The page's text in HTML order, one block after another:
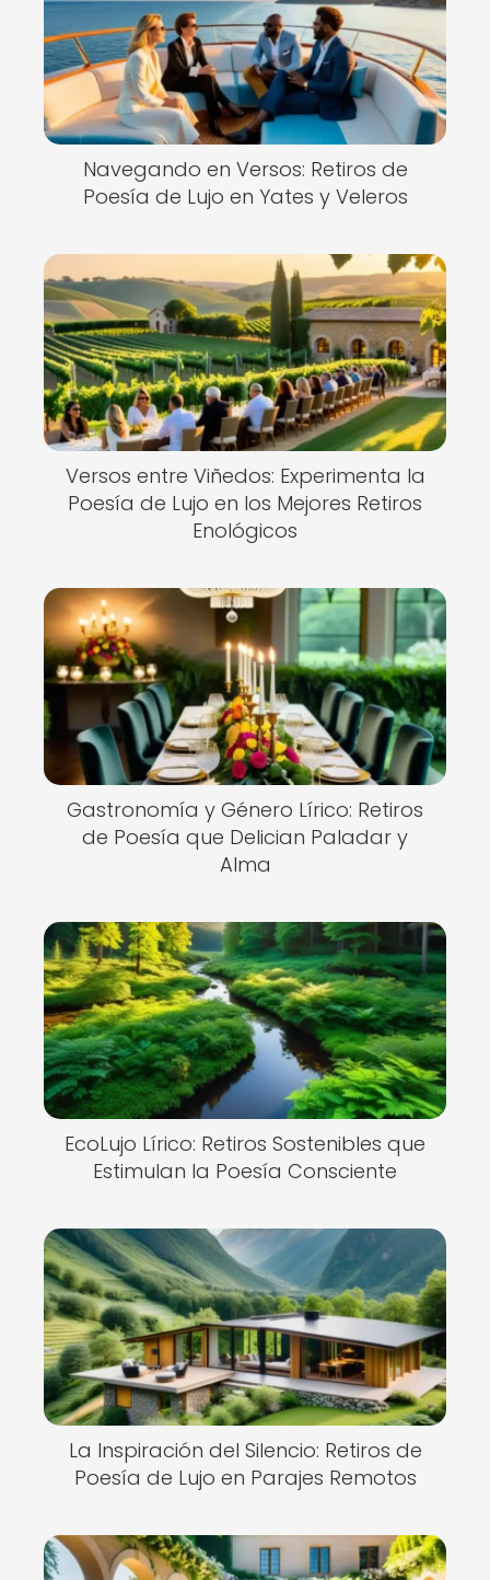
Navegando en Versos: Retiros de
Poesía de Lujo en Yates y Veleros
Versos entre Viñedos: Experimenta la
Poesía de Lujo en los Mejores Retiros
Enológicos
Gastronomía y Género Lírico: Retiros
de Poesía que Delician Paladar y
Alma
EcoLujo Lírico: Retiros Sostenibles que
Estimulan la Poesía Consciente
La Inspiración del Silencio: Retiros de
Poesía de Lujo en Parajes Remotos